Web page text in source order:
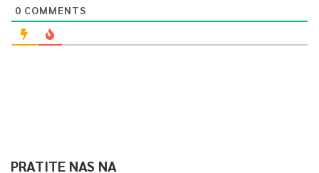
0 COMMENTS
PRATITE NAS NA